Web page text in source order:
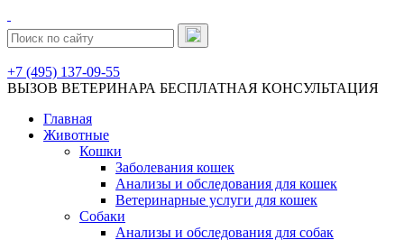
+7 (495) 137-09-55
ВЫЗОВ ВЕТЕРИНАРА БЕСПЛАТНАЯ КОНСУЛЬТАЦИЯ
Главная
Животные
Кошки
Заболевания кошек
Анализы и обследования для кошек
Ветеринарные услуги для кошек
Собаки
Анализы и обследования для собак